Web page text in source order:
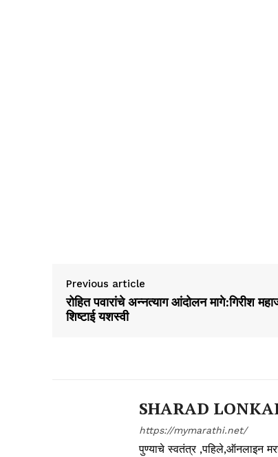
Previous article
रोहित पवारांचे अन्नत्याग आंदोलन मागे:गिरीश
शिष्टाई यशस्वी
SHARAD
https://mymarathi.net/
पुण्याचे स्वतंत्र ,पहिले,ऑनलाइन